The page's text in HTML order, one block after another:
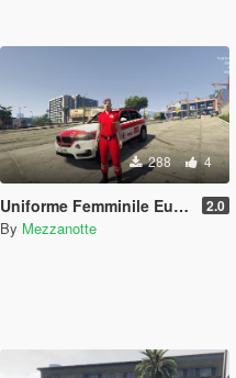
288 4
Uniforme Femminile Eup Croce Rossa 2.0
By Mezzanotte